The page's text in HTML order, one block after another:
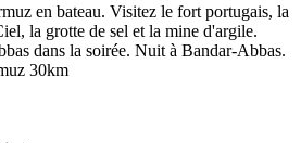
en bateau. Visitez le fort portugais, la
la grotte de sel et la mine d'argile.
dans la soirée. Nuit à Bandar-Abbas.
30km